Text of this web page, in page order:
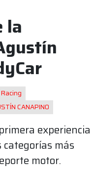
la
CANAPINO
experiencia
más
motor.